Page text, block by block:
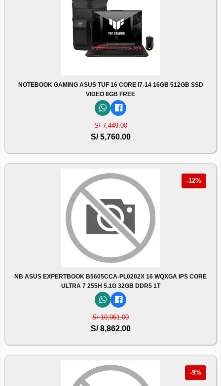
NOTEBOOK GAMING ASUS TUF 16 CORE I7-14 16GB 512GB SSD
VIDEO 8GB FREE
S/ 7,449.00
S/ 5,760.00
-12%
NB ASUS EXPERTBOOK B5605CCA-PL0202X 16 WQXGA IPS CORE
ULTRA 7 255H 5.1G 32GB DDR5 1T
S/ 10,061.00
S/ 8,862.00
-9%